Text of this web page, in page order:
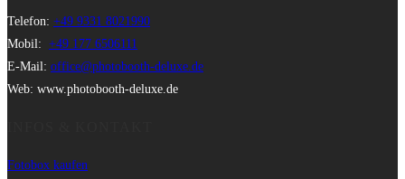
Telefon: +49 9331 8021990
Mobil: +49 177 6506111
E-Mail: office@photobooth-deluxe.de
Web: www.photobooth-deluxe.de
Fotobox kaufen